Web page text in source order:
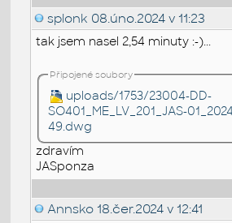
splonk 08.úno.2024 v 11:23
tak jsem nasel 2,54 minuty :-)...
Připojené soubory
uploads/1753/23004-DD-
SO401_ME_LV_201_JAS-
49.dwg
zdravím
JASponza
Annsko 18.čer.2024 v 12:41